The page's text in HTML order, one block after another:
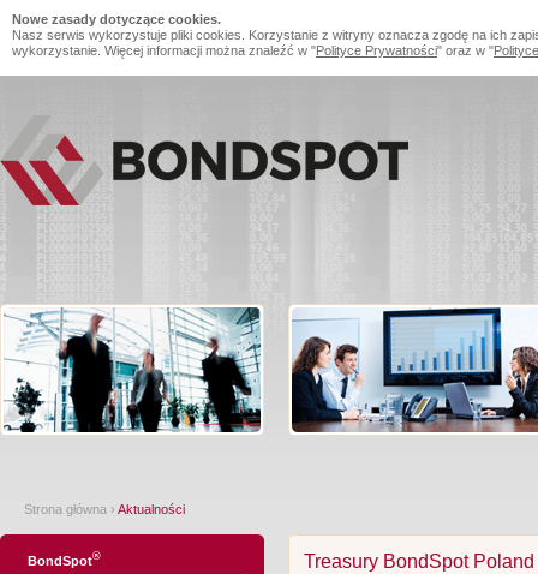
Nowe zasady dotyczące cookies.
Nasz serwis wykorzystuje pliki cookies. Korzystanie z witryny oznacza zgodę na ich
wykorzystanie. Więcej informacji można znaleźć w "Polityce Prywatności" oraz w "
Strona główna › Aktualności
BondSpot®
Treasury BondSpot